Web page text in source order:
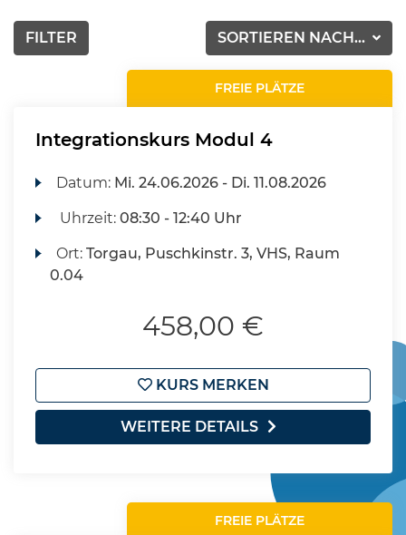
SORTIEREN NACH...
FILTER
FREIE PLÄTZE
Integrationskurs Modul 4
Datum: Mi. 24.06.2026 - Di. 11.08.2026
Uhrzeit:08:30 - 12:40 Uhr
Ort:Torgau, Puschkinstr. 3, VHS, Raum
0.04
458,00 €
KURS MERKEN
WEITERE DETAILS
FREIE PLÄTZE